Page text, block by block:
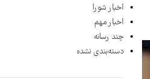
اخبار شورا
اخبار مهم
چند رسانه
دسته‌بندی نشده